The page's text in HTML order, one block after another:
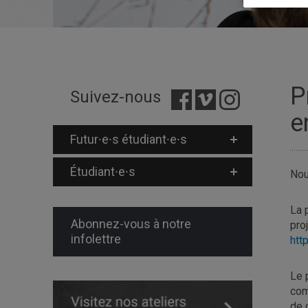
Suivez-nous
Futur⸱e⸱s étudiant⸱e⸱s
Étudiant⸱e⸱s
Abonnez-vous à notre
infolettre
La
Le